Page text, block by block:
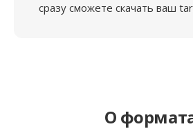
сразу сможете скачать ваш
О